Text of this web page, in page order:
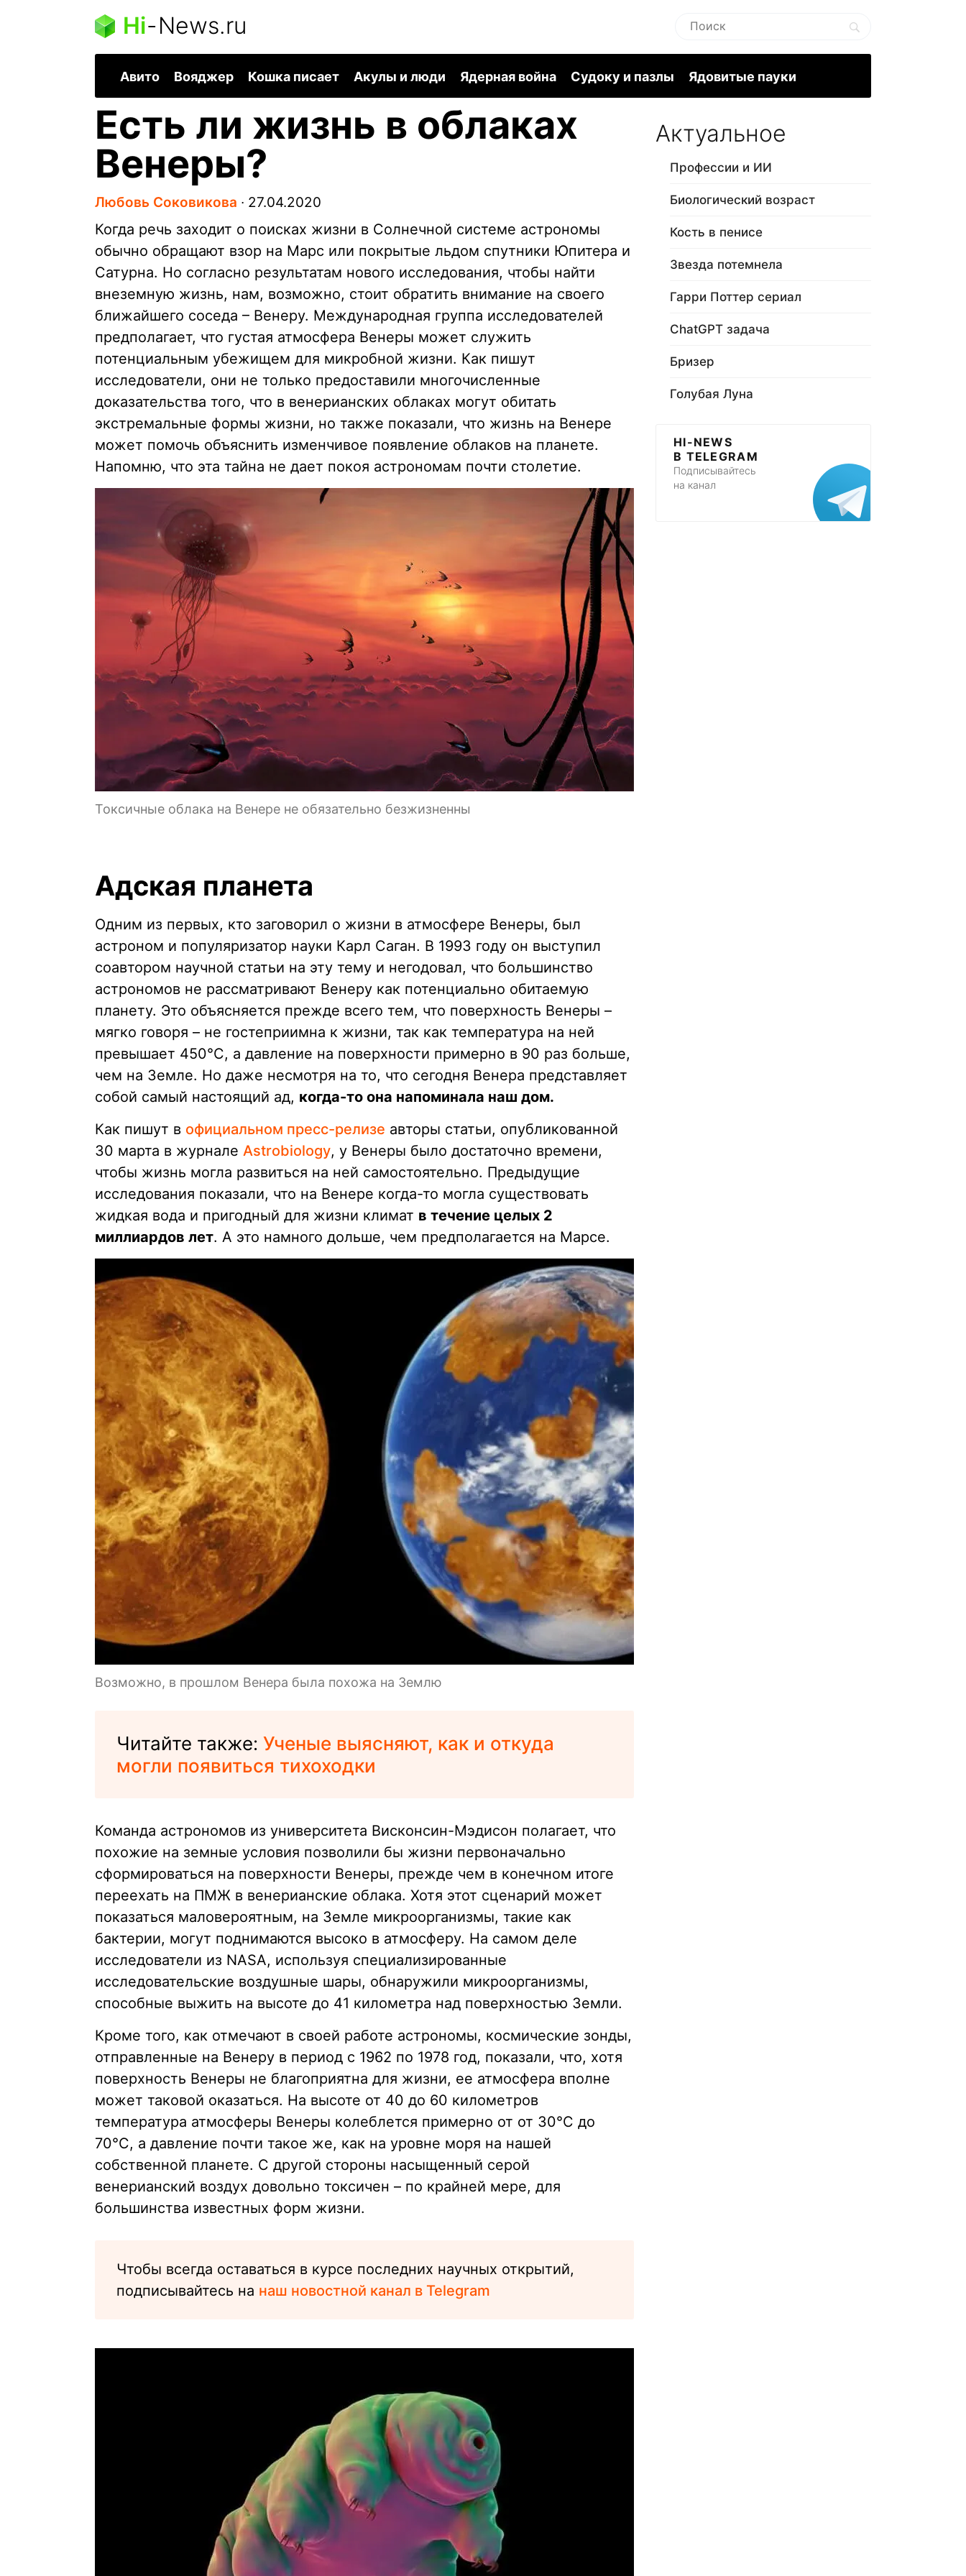
Hi-News.ru
Авито Вояджер Кошка писает Акулы и люди Ядерная война Судоку и пазлы Ядовитые пауки
Есть ли жизнь в облаках
Венеры?
Любовь Соковикова ∙ 27.04.2020
Когда речь заходит о поисках жизни в Солнечной системе астрономы
обычно обращают взор на Марс или покрытые льдом спутники Юпитера и
Сатурна. Но согласно результатам нового исследования, чтобы найти
внеземную жизнь, нам, возможно, стоит обратить внимание на своего
ближайшего соседа – Венеру. Международная группа исследователей
предполагает, что густая атмосфера Венеры может служить
потенциальным убежищем для микробной жизни. Как пишут
исследователи, они не только предоставили многочисленные
доказательства того, что в венерианских облаках могут обитать
экстремальные формы жизни, но также показали, что жизнь на Венере
может помочь объяснить изменчивое появление облаков на планете.
Напомню, что эта тайна не дает покоя астрономам почти столетие.
Токсичные облака на Венере не обязательно безжизненны
Адская планета
Одним из первых, кто заговорил о жизни в атмосфере Венеры, был
астроном и популяризатор науки Карл Саган. В 1993 году он выступил
соавтором научной статьи на эту тему и негодовал, что большинство
астрономов не рассматривают Венеру как потенциально обитаемую
планету. Это объясняется прежде всего тем, что поверхность Венеры –
мягко говоря – не гостеприимна к жизни, так как температура на ней
превышает 450°C, а давление на поверхности примерно в 90 раз больше,
чем на Земле. Но даже несмотря на то, что сегодня Венера представляет
собой самый настоящий ад, когда-то она напоминала наш дом.
Как пишут в официальном пресс-релизе авторы статьи, опубликованной
30 марта в журнале Astrobiology, у Венеры было достаточно времени,
чтобы жизнь могла развиться на ней самостоятельно. Предыдущие
исследования показали, что на Венере когда-то могла существовать
жидкая вода и пригодный для жизни климат в течение целых 2
миллиардов лет. А это намного дольше, чем предполагается на Марсе.
Возможно, в прошлом Венера была похожа на Землю
Читайте также: Ученые выясняют, как и откуда
могли появиться тихоходки
Команда астрономов из университета Висконсин-Мэдисон полагает, что
похожие на земные условия позволили бы жизни первоначально
сформироваться на поверхности Венеры, прежде чем в конечном итоге
переехать на ПМЖ в венерианские облака. Хотя этот сценарий может
показаться маловероятным, на Земле микроорганизмы, такие как
бактерии, могут поднимаются высоко в атмосферу. На самом деле
исследователи из NASA, используя специализированные
исследовательские воздушные шары, обнаружили микроорганизмы,
способные выжить на высоте до 41 километра над поверхностью Земли.
Кроме того, как отмечают в своей работе астрономы, космические зонды,
отправленные на Венеру в период с 1962 по 1978 год, показали, что, хотя
поверхность Венеры не благоприятна для жизни, ее атмосфера вполне
может таковой оказаться. На высоте от 40 до 60 километров
температура атмосферы Венеры колеблется примерно от от 30°C до
70°C, а давление почти такое же, как на уровне моря на нашей
собственной планете. С другой стороны насыщенный серой
венерианский воздух довольно токсичен – по крайней мере, для
большинства известных форм жизни.
Чтобы всегда оставаться в курсе последних научных открытий,
подписывайтесь на наш новостной канал в Telegram
Актуальное
Профессии и ИИ
Биологический возраст
Кость в пенисе
Звезда потемнела
Гарри Поттер сериал
ChatGPT задача
Бризер
Голубая Луна
HI-NEWS
В TELEGRAM
Подписывайтесь
на канал